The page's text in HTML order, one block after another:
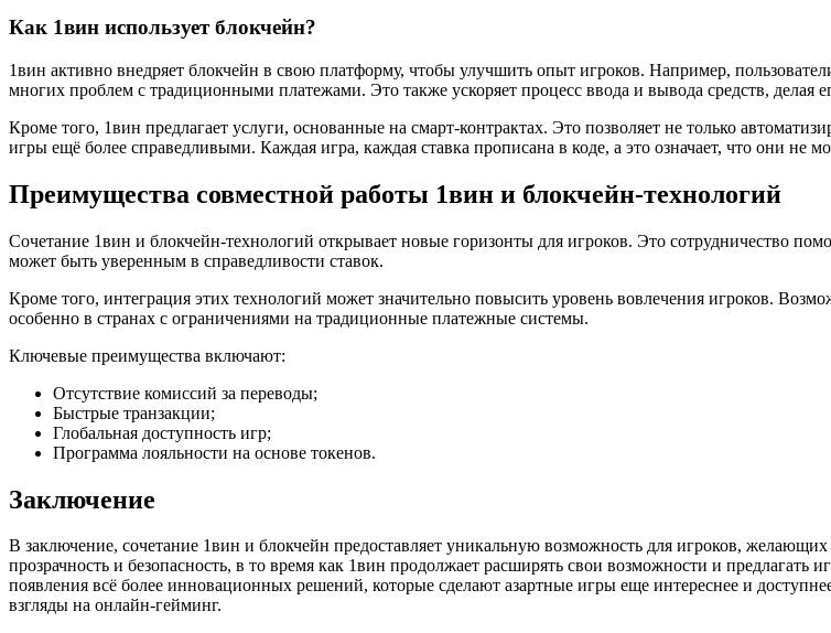
Как 1вин использует блокчейн?
1вин активно внедряет блокчейн в свою платформу, чтобы улучшить опыт игроков. Например,
многих проблем с традиционными платежами. Это также ускоряет процесс ввода и вывода средств, делая
Кроме того, 1вин предлагает услуги, основанные на смарт-контрактах. Это позволяет не только
игры ещё более справедливыми. Каждая игра, каждая ставка прописана в коде, а это означает, что они не
Преимущества совместной работы 1вин и блокчейн-технологий
Сочетание 1вин и блокчейн-технологий открывает новые горизонты для игроков. Это сотрудничество
может быть уверенным в справедливости ставок.
Кроме того, интеграция этих технологий может значительно повысить уровень вовлечения игроков.
особенно в странах с ограничениями на традиционные платежные системы.
Ключевые преимущества включают:
Отсутствие комиссий за переводы;
Быстрые транзакции;
Глобальная доступность игр;
Программа лояльности на основе токенов.
Заключение
В заключение, сочетание 1вин и блокчейн предоставляет уникальную возможность для игроков,
прозрачность и безопасность, в то время как 1вин продолжает расширять свои возможности и
появления всё более инновационных решений, которые сделают азартные игры еще интереснее и
взгляды на онлайн-гейминг.